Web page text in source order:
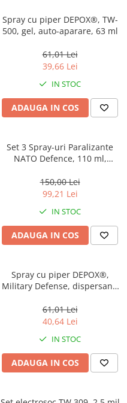
Spray cu piper DEPOX®, TW-
500, gel, auto-aparare, 63 ml
61,01 Lei
39,66 Lei
IN STOC
ADAUGA IN COS
Set 3 Spray-uri Paralizante
NATO Defence, 110 ml,
150,00 Lei
99,21 Lei
IN STOC
ADAUGA IN COS
Spray cu piper DEPOX®,
Military Defense, dispersant,
61,01 Lei
40,64 Lei
IN STOC
ADAUGA IN COS